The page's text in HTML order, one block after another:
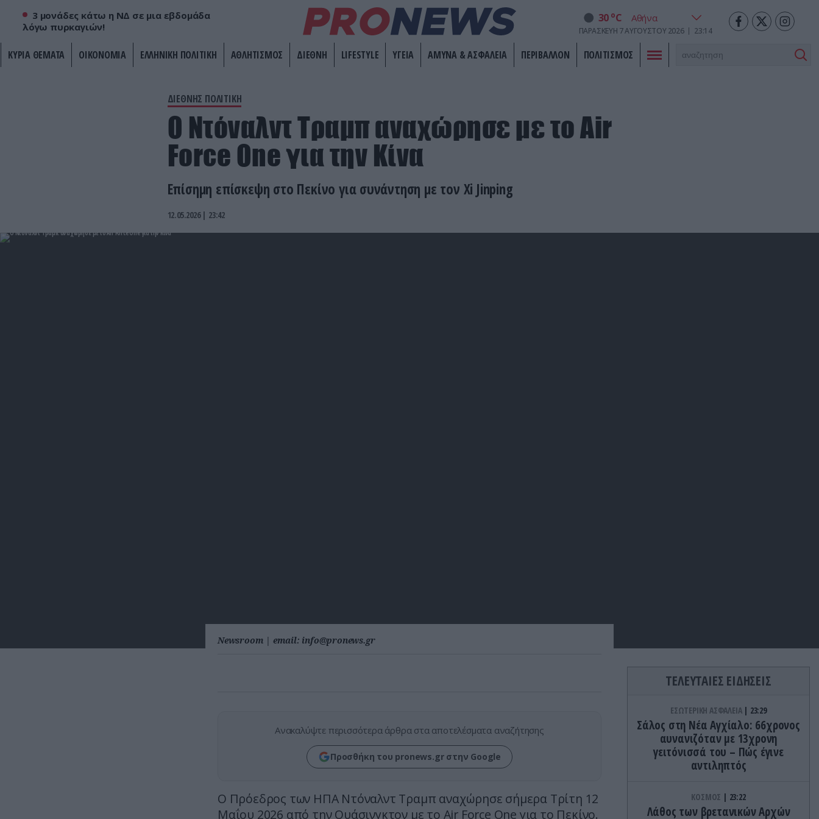
3 μονάδες κάτω η ΝΔ σε μια εβδομάδα
λόγω πυρκαγιών!
30 oC
ΠΑΡΑΣΚΕΥΉ 7ΑΥΓΟΎΣΤΟΥ 2026 23:14
ΚΥΡΙΑ ΘΕΜΑΤΑ ΟΙΚΟΝΟΜΙΑ ΕΛΛΗΝΙΚΗ ΠΟΛΙΤΙΚΗ ΑΘΛΗΤΙΣΜΟΣ ΔΙΕΘΝΗ LIFESTYLE ΥΓΕΙΑ ΑΜΥΝΑ & ΑΣΦΑΛΕΙΑ ΠΕΡΙΒΑΛΛΟΝ ΠΟΛΙΤΙΣΜΟΣ
ΔΙΕΘΝΗΣ ΠΟΛΙΤΙΚΗ
Ο Ντόναλντ Τραμπ αναχώρησε με το Air
Force One για την Κίνα
Επίσημη επίσκεψη στο Πεκίνο για συνάντηση με τον Xi Jinping
12.05.2026 | 23:42
Newsroom | email: info@pronews.gr
Ανακαλύψτε περισσότερα άρθρα στα αποτελέσματα αναζήτησης
Προσθήκη του pronews.gr στην Google
Ο Πρόεδρος των ΗΠΑ Ντόναλντ Τραμπ αναχώρησε σήμερα Τρίτη 12
Μαΐου 2026 από την Ουάσινγκτον με το Air Force One για το Πεκίνο.
ΤΕΛΕΥΤΑΙΕΣ ΕΙΔΗΣΕΙΣ
ΕΣΩΤΕΡΙΚΗ ΑΣΦΑΛΕΙΑ 23:29
Σάλος στη Νέα Αγχίαλο: 66χρονος
αυνανιζόταν με 13χρονη
γειτόνισσά του – Πώς έγινε
αντιληπτός
ΚΟΣΜΟΣ 23:22
Λάθος των βρετανικών Αρχών